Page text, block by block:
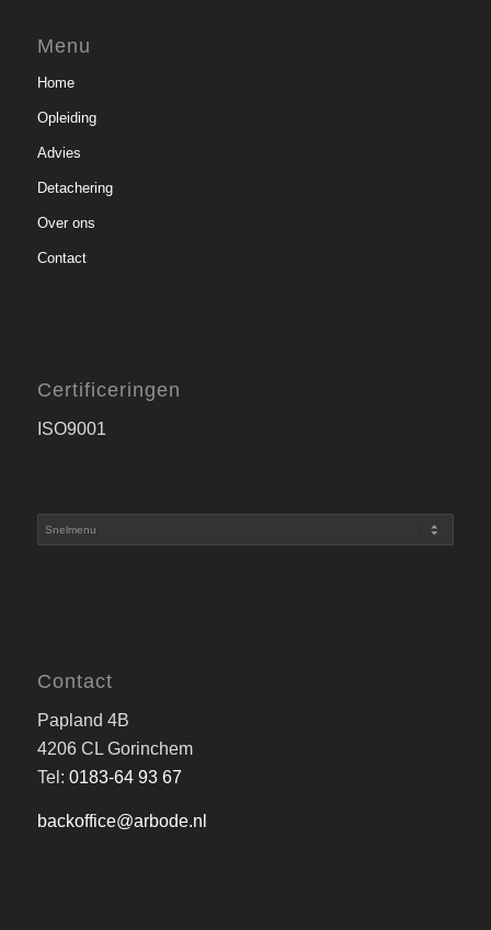
Menu
Home
Opleiding
Advies
Detachering
Over ons
Contact
Certificeringen
ISO9001
Contact
Papland 4B
4206 CL Gorinchem
Tel: 0183-64 93 67
backoffice@arbode.nl